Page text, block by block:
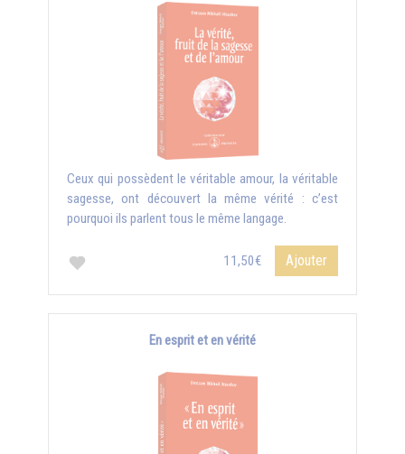
Ceux qui possèdent le véritable amour, la véritable
sagesse, ont découvert la même vérité : c’est
pourquoi ils parlent tous le même langage.
11,50€ Ajouter
En esprit et en vérité